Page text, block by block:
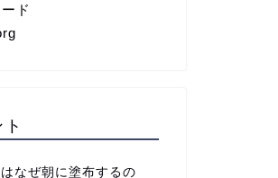
ド
なぜ朝に塗布するの